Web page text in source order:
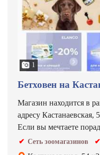
1
Бетховен на
Магазин находится в
адресу Кастанаевская,
Если вы мечтаете
Сеть зоомагазинов